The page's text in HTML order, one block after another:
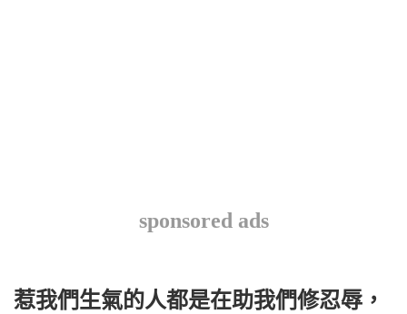
sponsored ads
惹我們生氣的人都是在助我們修忍辱，